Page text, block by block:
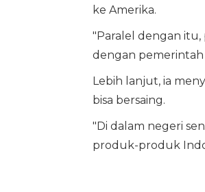
ke Amerika.
"Paralel dengan
dengan pemerintah
Lebih lanjut, ia
bisa bersaing.
"Di dalam negeri
produk-produk